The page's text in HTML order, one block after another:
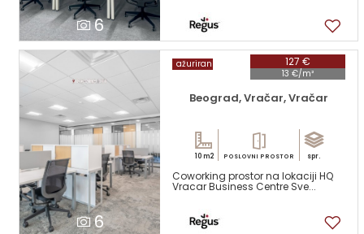
6
6
127 €
13 €/m²
ažuriran
Beograd, Vračar, Vračar
10 m2 POSLOVNI PROSTOR spr.
Coworking prostor na lokaciji HQ
Vracar Business Centre Sve...